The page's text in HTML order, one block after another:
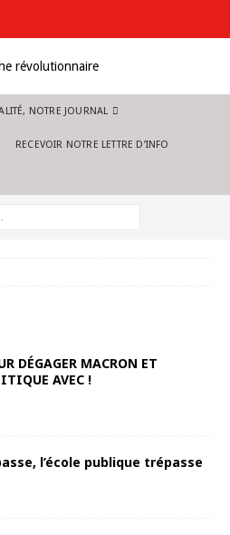
NOTRE JOURNAL
RECEVOIR NOTRE LETTRE D’INFO
DÉGAGER MACRON ET
AVEC !
l’école publique trépasse